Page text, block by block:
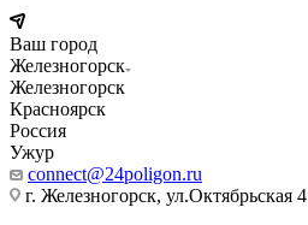
Ваш город
Железногорск
Железногорск
Красноярск
Россия
Ужур
connect@24poligon.ru
г. Железногорск, ул.Октябрьская 4